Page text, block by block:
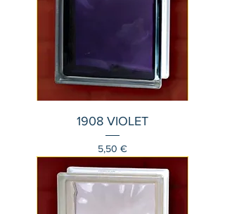
1908 VIOLET
Τιμή
5,50 €